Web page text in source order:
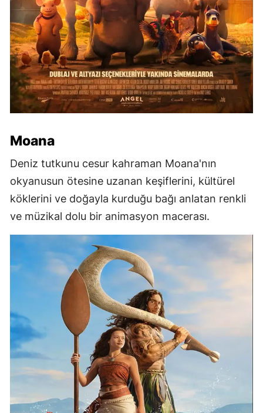
Moana
Deniz tutkunu cesur kahraman Moana'nın
okyanusun ötesine uzanan keşiflerini, kültürel
köklerini ve doğayla kurduğu bağı anlatan renkli
ve müzikal dolu bir animasyon macerası.